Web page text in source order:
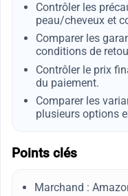
Contrôler les
peau/cheveux et
Comparer les
conditions de
Contrôler le prix
du paiement.
Comparer les
plusieurs options
Points clés
Marchand :